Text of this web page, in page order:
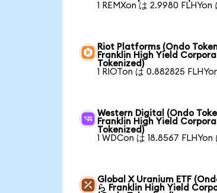
1 REMXon は 2.9980 FLHYon
Riot Platforms (Ondo
Franklin High Yield
Tokenized)
1 RIOTon は 0.882825
Western Digital (Ondo
Franklin High Yield
Tokenized)
1 WDCon は 18.8567 FLHYon
Global X Uranium ETF
ら Franklin High Yield